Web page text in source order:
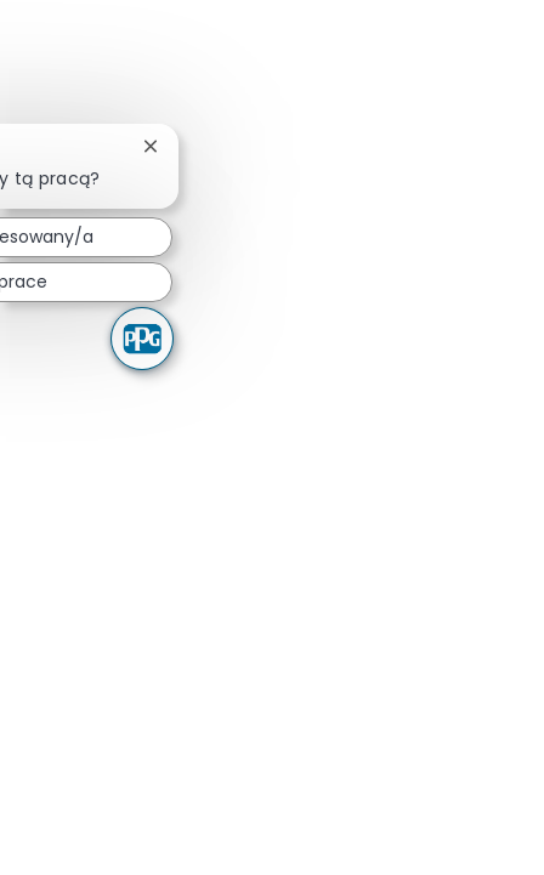
tą pracą?
Zamknij powiadomienie chatbota
a